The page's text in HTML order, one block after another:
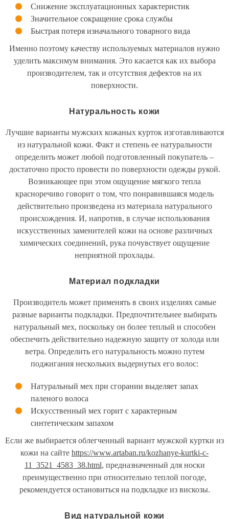
Снижение эксплуатационных характеристик
Значительное сокращение срока службы
Быстрая потеря изначального товарного вида
Именно поэтому качеству используемых материалов нужно
уделить максимум внимания. Это касается как их выбора
производителем, так и отсутствия дефектов на их
поверхности.
Натуральность кожи
Лучшие варианты мужских кожаных курток изготавливаются
из натуральной кожи. Факт и степень ее натуральности
определить может любой подготовленный покупатель –
достаточно просто провести по поверхности одежды рукой.
Возникающее при этом ощущение мягкого тепла
красноречиво говорит о том, что понравившаяся модель
действительно произведена из материала натурального
происхождения. И, напротив, в случае использования
искусственных заменителей кожи на основе различных
химических соединений, рука почувствует ощущение
неприятной прохлады.
Материал подкладки
Производитель может применять в своих изделиях самые
разные варианты подкладки. Предпочтительнее выбирать
натуральный мех, поскольку он более теплый и способен
обеспечить действительно надежную защиту от холода или
ветра. Определить его натуральность можно путем
поджигания нескольких выдернутых его волос:
Натуральный мех при сгорании выделяет запах
паленого волоса
Искусственный мех горит с характерным
синтетическим запахом
Если же выбирается облегченный вариант мужской куртки из
кожи на сайте https://www.artaban.ru/kozhanye-kurtki-c-
11_3521_4583_38.html, предназначенный для носки
преимущественно при относительно теплой погоде,
рекомендуется остановиться на подкладке из вискозы.
Вид натуральной кожи